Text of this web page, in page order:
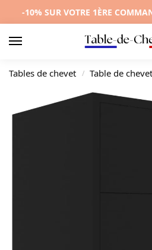
-10% SUR VOTRE 1ÈRE
Tables de chevet / Table de